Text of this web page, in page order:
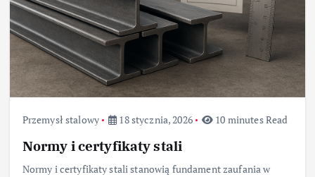
Przemysł stalowy 18 stycznia, 2026 10 minutes Read
Normy i certyfikaty stali
Normy i certyfikaty stali stanowią fundament zaufania w